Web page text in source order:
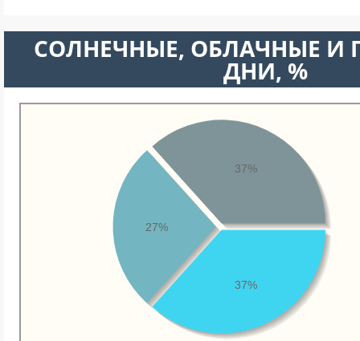
CОЛНЕЧНЫЕ, ОБЛАЧНЫЕ И
ДНИ, %
37%
27%
37%